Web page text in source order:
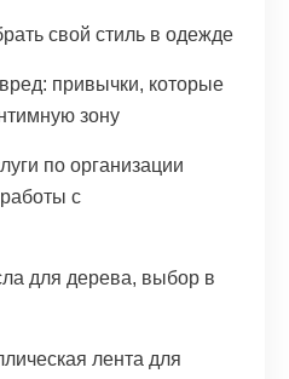
свой стиль в одежде
привычки, которые
зону
по организации
с
для дерева, выбор в
лента для